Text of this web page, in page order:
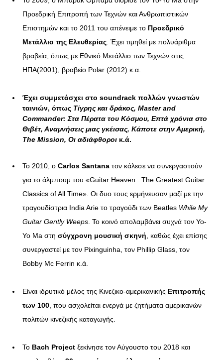
Προεδρική Επιτροπή των Τεχνών και Ανθρωπιστικών
Επιστημών και το 2011 του απένειμε το Προεδρικό
Μετάλλιο της Ελευθερίας. Έχει τιμηθεί με πολυάριθμα
βραβεία, όπως με Εθνικό Μετάλλιο των Τεχνών στις
ΗΠΑ(2001), βραβείο Polar (2012) κ.α.
Έχει συμμετάσχει στο soundrack πολλών γνωστών
ταινιών, όπως Τίγρης και δράκος, Master and
Commander: Στα Πέρατα του Κόσμου, Επτά χρόνια στο
Θιβέτ, Αναμνήσεις μιας γκέισας, Κάποτε στην Αμερική,
The Mission, Οι αδιάφθοροι κ.ά.
Το 2010, ο Carlos Santana τον κάλεσε να συνεργαστούν
για το άλμπουμ του «Guitar Heaven : The Greatest Guitar
Classics of All Time». Οι δυο τους ερμήνευσαν μαζί με την
τραγουδίστρια India Arie το τραγούδι των Beatles While My
Guitar Gently Weeps. Το κοινό απολαμβάνει συχνά τον Yo-
Yo Ma στη σύγχρονη μουσική σκηνή, καθώς έχει επίσης
συνεργαστεί με τον Pixinguinha, τον Phillip Glass, τον
Bobby Mc Ferrin κ.ά.
Είναι ιδρυτικό μέλος της Κινεζικο-αμερικανικής Επιτροπής
των 100, που ασχολείται ενεργά με ζητήματα αμερικανών
πολιτών κινεζικής καταγωγής.
Το Bach Project ξεκίνησε τον Αύγουστο του 2018 και